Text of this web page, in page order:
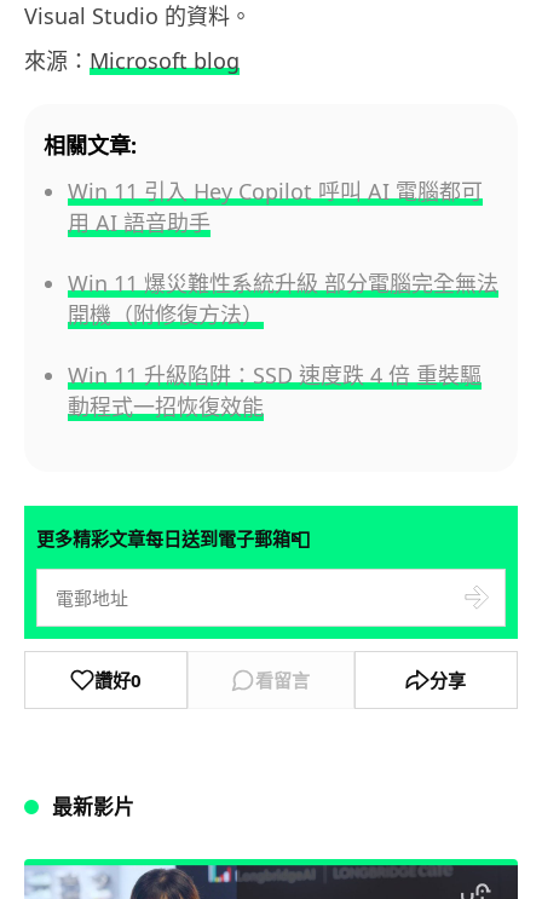
Visual Studio 的資料。
來源： Microsoft blog
相關文章:
Win 11 引入 Hey Copilot 呼叫 AI 電腦都可
用 AI 語音助手
Win 11 爆災難性系統升級 部分電腦完全無法
開機（附修復方法）
Win 11 升級陷阱：SSD 速度跌 4 倍 重裝驅
動程式一招恢復效能
更多精彩文章每日送到電子郵箱📮
讚好0 看留言 分享
最新影片